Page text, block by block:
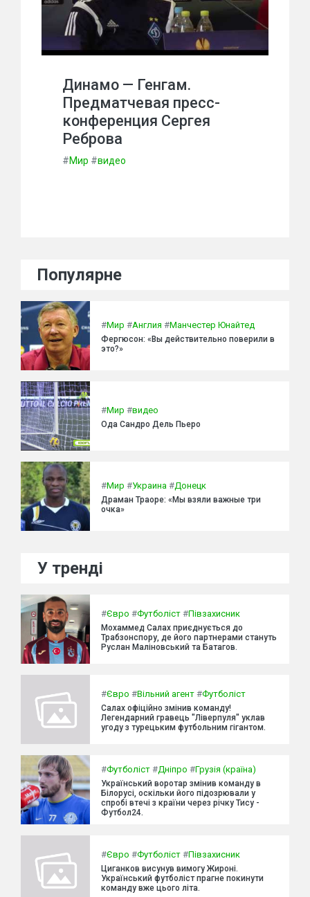
Динамо — Генгам.
Предматчевая пресс-
конференция Сергея
Реброва
#Мир #видео
Популярне
#Мир #Англия #Манчестер Юнайтед
Фергюсон: «Вы действительно поверили в
это?»
#Мир #видео
Ода Сандро Дель Пьеро
#Мир #Украина #Донецк
Драман Траоре: «Мы взяли важные три
очка»
У тренді
#Євро #Футболіст #Півзахисник
Мохаммед Салах приєднується до
Трабзонспору, де його партнерами стануть
Руслан Маліновський та Батагов.
#Євро #Вільний агент #Футболіст
Салах офіційно змінив команду!
Легендарний гравець "Ліверпуля" уклав
угоду з турецьким футбольним гігантом.
#Футболіст #Дніпро #Грузія (країна)
Український воротар змінив команду в
Білорусі, оскільки його підозрювали у
спробі втечі з країни через річку Тису -
Футбол24.
#Євро #Футболіст #Півзахисник
Циганков висунув вимогу Жироні.
Український футболіст прагне покинути
команду вже цього літа.